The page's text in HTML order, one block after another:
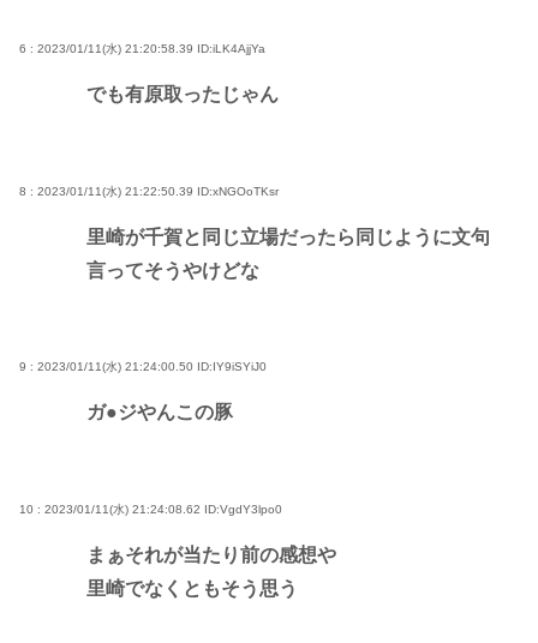
6 : 2023/01/11(水) 21:20:58.39 ID:iLK4AjjYa
でも有原取ったじゃん
8 : 2023/01/11(水) 21:22:50.39 ID:xNGOoTKsr
里崎が千賀と同じ立場だったら同じように文句
言ってそうやけどな
9 : 2023/01/11(水) 21:24:00.50 ID:IY9iSYiJ0
ガ●ジやんこの豚
10 : 2023/01/11(水) 21:24:08.62 ID:VgdY3lpo0
まぁそれが当たり前の感想や
里崎でなくともそう思う